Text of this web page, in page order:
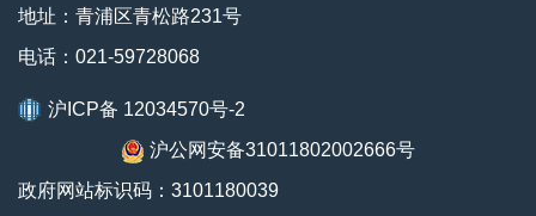
地址：青浦区青松路231号
电话：021-59728068
沪ICP备 12034570号-2
沪公网安备31011802002666号
政府网站标识码：3101180039